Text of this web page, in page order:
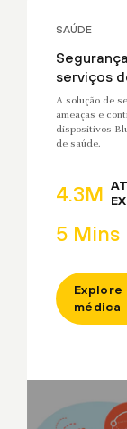
SAÚDE
serviços
A solução de
ameaças e
dispositivos
de saúde.
4.3M
5 Mins
médica